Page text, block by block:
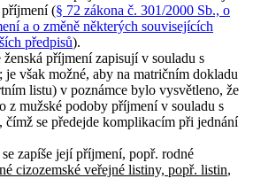
příjmení (§ 72 zákona č. 301/2000 Sb., o
a o změně některých souvisejících
předpisů).
příjmení zapisují v souladu s
však možné, aby na matričním dokladu
listu) v poznámce bylo vysvětleno, že
z mužské podoby příjmení v souladu s
se předejde komplikacím při jednání
zapíše její příjmení, popř. rodné
cizozemské veřejné listiny, popř. listin,